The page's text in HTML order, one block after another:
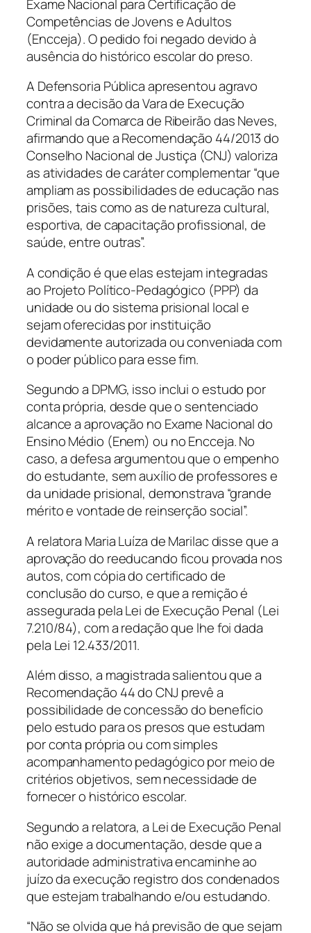
Exame Nacional para Certificação de
Competências de Jovens e Adultos
(Encceja). O pedido foi negado devido à
ausência do histórico escolar do preso.
A Defensoria Pública apresentou agravo
contra a decisão da Vara de Execução
Criminal da Comarca de Ribeirão das Neves,
afirmando que a Recomendação 44/2013 do
Conselho Nacional de Justiça (CNJ) valoriza
as atividades de caráter complementar “que
ampliam as possibilidades de educação nas
prisões, tais como as de natureza cultural,
esportiva, de capacitação profissional, de
saúde, entre outras”.
A condição é que elas estejam integradas
ao Projeto Político-Pedagógico (PPP) da
unidade ou do sistema prisional local e
sejam oferecidas por instituição
devidamente autorizada ou conveniada com
o poder público para esse fim.
Segundo a DPMG, isso inclui o estudo por
conta própria, desde que o sentenciado
alcance a aprovação no Exame Nacional do
Ensino Médio (Enem) ou no Encceja. No
caso, a defesa argumentou que o empenho
do estudante, sem auxílio de professores e
da unidade prisional, demonstrava “grande
mérito e vontade de reinserção social”.
A relatora Maria Luíza de Marilac disse que a
aprovação do reeducando ficou provada nos
autos, com cópia do certificado de
conclusão do curso, e que a remição é
assegurada pela Lei de Execução Penal (Lei
7.210/84), com a redação que lhe foi dada
pela Lei 12.433/2011.
Além disso, a magistrada salientou que a
Recomendação 44 do CNJ prevê a
possibilidade de concessão do benefício
pelo estudo para os presos que estudam
por conta própria ou com simples
acompanhamento pedagógico por meio de
critérios objetivos, sem necessidade de
fornecer o histórico escolar.
Segundo a relatora, a Lei de Execução Penal
não exige a documentação, desde que a
autoridade administrativa encaminhe ao
juízo da execução registro dos condenados
que estejam trabalhando e/ou estudando.
“Não se olvida que há previsão de que sejam